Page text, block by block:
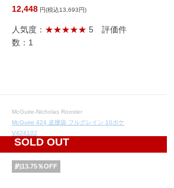
12,448 円(税込13,693円)
人気度： ★★★★★ 5 評価件
数：1
SOLD OUT
McGuire-Nicholas Rooster
McGuire 424 皮腰袋 フルグレイン 10ポケ
V424102
4,916
約13.75％OFF